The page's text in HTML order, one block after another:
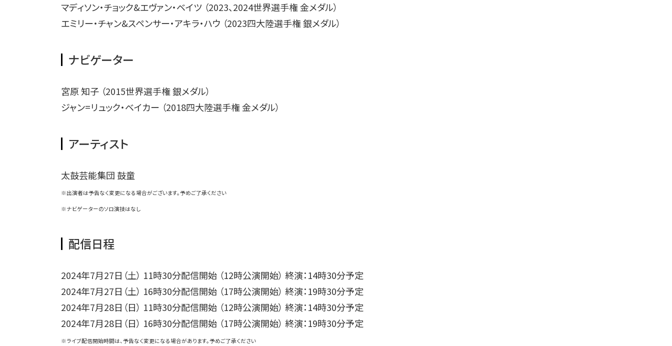
マディソン・チョック&エヴァン・ベイツ （2023、2024世界選手権 金メダル）
エミリー・チャン&スペンサー・アキラ・ハウ （2023四大陸選手権 銀メダル）
ナビゲーター
宮原 知子 （2015世界選手権 銀メダル）
ジャン=リュック・ベイカー （2018四大陸選手権 金メダル）
アーティスト
太鼓芸能集団 鼓童
※出演者は予告なく変更になる場合がございます。予めご了承ください
※ナビゲーターのソロ演技はなし
配信日程
2024年7月27日（土） 11時30分配信開始 （12時公演開始） 終演：14時30分予定
2024年7月27日（土） 16時30分配信開始 （17時公演開始） 終演：19時30分予定
2024年7月28日（日） 11時30分配信開始 （12時公演開始） 終演：14時30分予定
2024年7月28日（日） 16時30分配信開始 （17時公演開始） 終演：19時30分予定
※ライブ配信開始時間は、予告なく変更になる場合があります。予めご了承ください